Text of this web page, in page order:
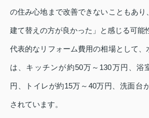
の住み心地まで改善できないこともあり
建て替えの方が良かった」と感じる可能
代表的なリフォーム費用の相場として、
は、キッチンが約50万～130万円、浴
円、トイレが約15万～40万円、洗面台
されています。